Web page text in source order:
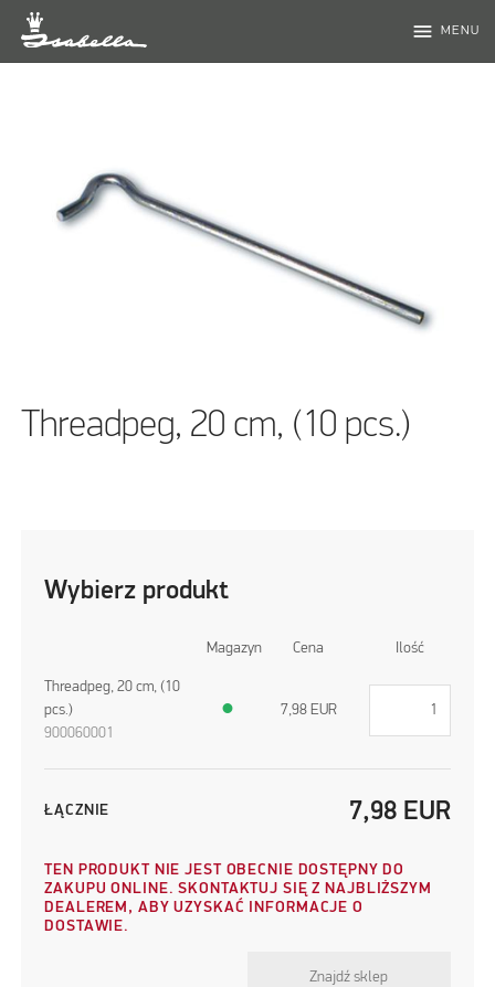
menu MENU
Threadpeg, 20 cm, (10 pcs.)
Wybierz produkt
Magazyn Cena Ilość
Threadpeg, 20 cm, (10
pcs.)
900060001
● 7,98 EUR
ŁĄCZNIE 7,98 EUR
TEN PRODUKT NIE JEST OBECNIE DOSTĘPNY DO
ZAKUPU ONLINE. SKONTAKTUJ SIĘ Z NAJBLIŻSZYM
DEALEREM, ABY UZYSKAĆ INFORMACJE O
DOSTAWIE.
Znajdź sklep